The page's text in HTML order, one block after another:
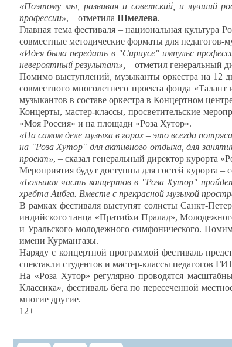
«Поэтому мы, развивая и советский, и лучший
профессии», – отметила Шмелева.
Главная тема фестиваля – национальная культура
совместные методические форматы для педагогов-
«Идея была передать в "Сириусе" импульс
невероятный результат», – отметил генеральный
Помимо выступлений, музыканты оркестра на 12
совместного многолетнего проекта фонда
музыкантов в составе оркестра в Концертном
Концерты, мастер-классы, просветительские
«Моя Россия» и на площади «Роза Хутор».
«На самом деле музыка в горах – это всегда
на "Роза Хутор" для активного отдыха, для
проект», – сказал генеральный директор курорта
Мероприятия будут доступны для гостей курорта
«Большая часть концертов в "Роза Хутор"
хребта Аибга. Вместе с прекрасной музыкой
В рамках фестиваля выступят солисты Санкт-
индийского танца «Пратибхи Пралад»,
и Уральского молодежного симфонического.
имени Курмангазы.
Наряду с концертной программой фестиваль
спектакли студентов и мастер-классы педагогов
На «Роза Хутор» регулярно проводятся
Классика», фестиваль бега по пересеченной
многие другие.
12+